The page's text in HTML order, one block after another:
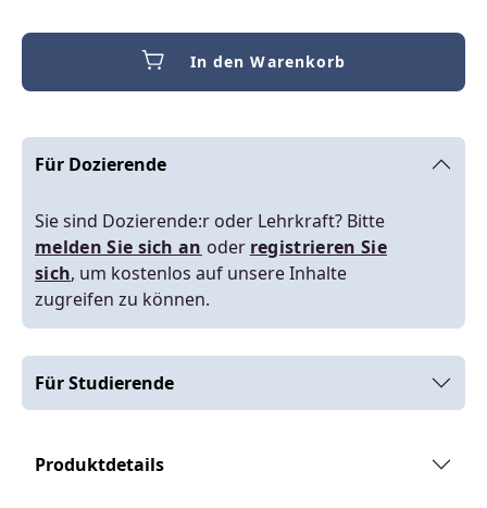
In den Warenkorb
Für Dozierende
Sie sind Dozierende:r oder Lehrkraft? Bitte
melden Sie sich an oder registrieren Sie
sich, um kostenlos auf unsere Inhalte
zugreifen zu können.
Für Studierende
Produktdetails